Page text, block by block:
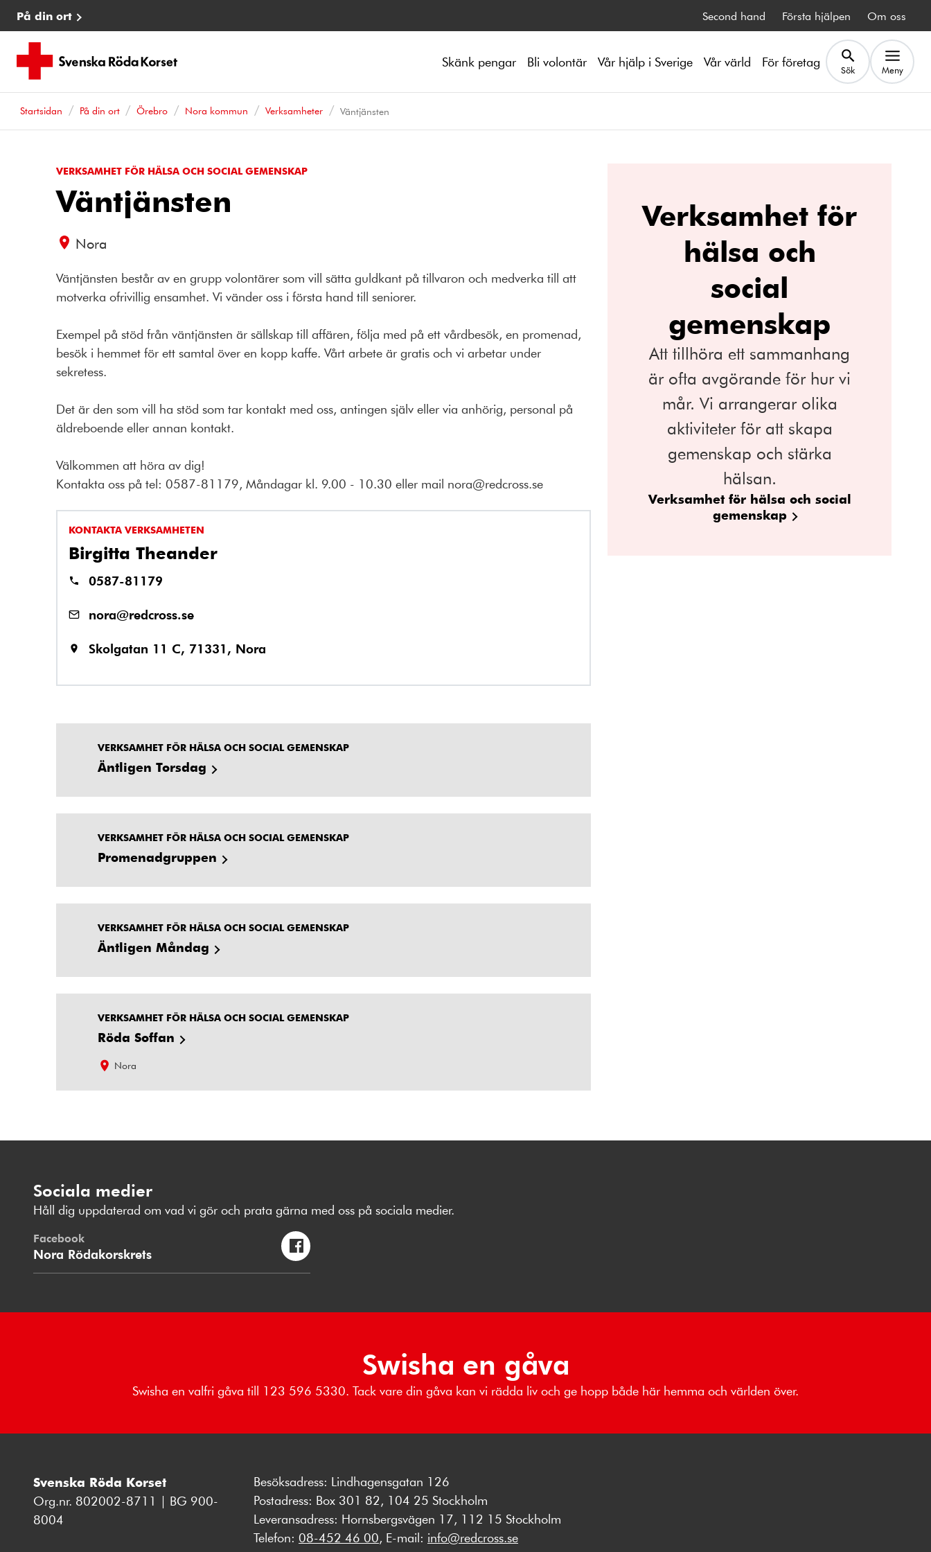
På din ort Second hand Första hjälpen Om oss
Skänk pengar Bli volontär Vår hjälp i Sverige Vår värld För företag Sök Meny
Startsidan På din ort Örebro Nora kommun Verksamheter Väntjänsten
VERKSAMHET FÖR HÄLSA OCH SOCIAL GEMENSKAP
Väntjänsten
Nora
Väntjänsten består av en grupp volontärer som vill sätta guldkant på tillvaron och medverka till att
motverka ofrivillig ensamhet. Vi vänder oss i första hand till seniorer.
Exempel på stöd från väntjänsten är sällskap till affären, följa med på ett vårdbesök, en promenad,
besök i hemmet för ett samtal över en kopp kaffe. Vårt arbete är gratis och vi arbetar under
sekretess.
Det är den som vill ha stöd som tar kontakt med oss, antingen själv eller via anhörig, personal på
äldreboende eller annan kontakt.
Välkommen att höra av dig!
Kontakta oss på tel: 0587-81179, Måndagar kl. 9.00 - 10.30 eller mail nora@redcross.se
KONTAKTA VERKSAMHETEN
Birgitta Theander
0587-81179
nora@redcross.se
Skolgatan 11 C, 71331, Nora
VERKSAMHET FÖR HÄLSA OCH SOCIAL GEMENSKAP
Äntligen Torsdag
VERKSAMHET FÖR HÄLSA OCH SOCIAL GEMENSKAP
Promenadgruppen
VERKSAMHET FÖR HÄLSA OCH SOCIAL GEMENSKAP
Äntligen Måndag
VERKSAMHET FÖR HÄLSA OCH SOCIAL GEMENSKAP
Röda Soffan
Nora
Verksamhet för
hälsa och
social
gemenskap
Att tillhöra ett sammanhang
är ofta avgörande för hur vi
mår. Vi arrangerar olika
aktiviteter för att skapa
gemenskap och stärka
hälsan.
Verksamhet för hälsa och social
gemenskap
Sociala medier
Håll dig uppdaterad om vad vi gör och prata gärna med oss på sociala medier.
Facebook
Nora Rödakorskrets
Swisha en gåva
Swisha en valfri gåva till 123 596 5330. Tack vare din gåva kan vi rädda liv och ge hopp både här hemma och världen över.
Svenska Röda Korset
Org.nr. 802002-8711 | BG 900-
8004
Besöksadress: Lindhagensgatan 126
Postadress: Box 301 82, 104 25 Stockholm
Leveransadress: Hornsbergsvägen 17, 112 15 Stockholm
Telefon: 08-452 46 00, E-mail: info@redcross.se